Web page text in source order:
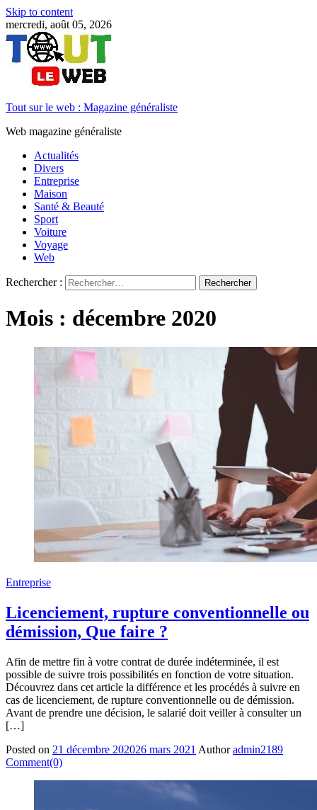
Skip to content
mercredi, août 05, 2026
Tout sur le web : Magazine généraliste
Web magazine généraliste
Actualités
Divers
Entreprise
Maison
Santé & Beauté
Sport
Voiture
Voyage
Web
Rechercher :
Mois : décembre 2020
Entreprise
Licenciement, rupture conventionnelle ou
démission, Que faire ?
Afin de mettre fin à votre contrat de durée indéterminée, il est
possible de suivre trois possibilités en fonction de votre situation.
Découvrez dans cet article la différence et les procédés à suivre en
cas de licenciement, de rupture conventionnelle ou de démission.
Avant de prendre une décision, le salarié doit veiller à consulter un
[…]
Posted on 21 décembre 202026 mars 2021 Author admin2189
Comment(0)